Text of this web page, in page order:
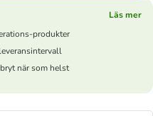
Läs mer
produkter
när som helst